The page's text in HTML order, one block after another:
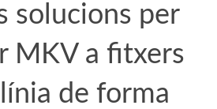
solucions per
MKV a fitxers
de forma